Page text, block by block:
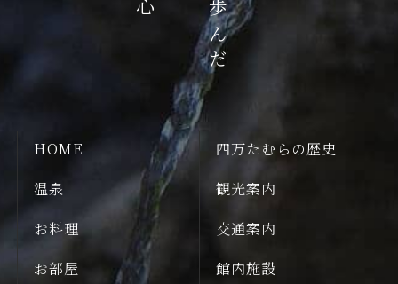
HOME
温泉
お料理
お部屋
四万たむらの歴史
観光案内
交通案内
館内施設